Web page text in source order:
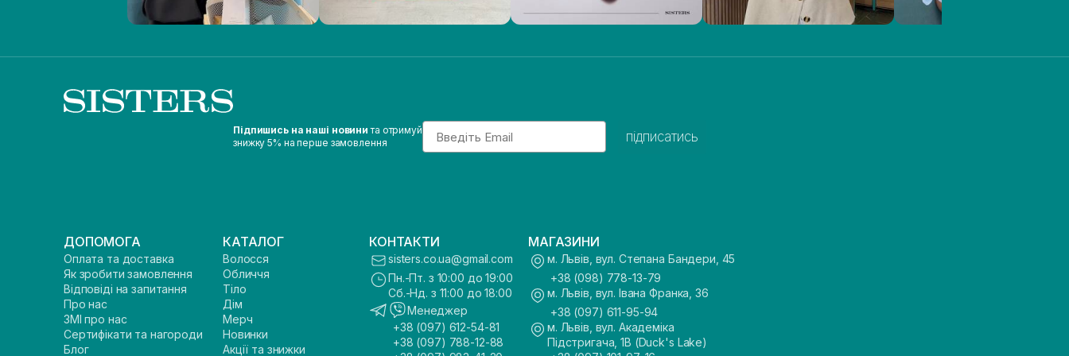
Підпишись на наші новини та отримуй
знижку 5% на перше замовлення
Email
підписатись
ДОПОМОГА
Оплата та доставка
Як зробити замовлення
Відповіді на запитання
Про нас
ЗМІ про нас
Сертифікати та нагороди
Блог
КАТАЛОГ
Волосся
Обличчя
Тіло
Дім
Мерч
Новинки
Акції та знижки
КОНТАКТИ
sisters.co.ua@gmail.com
Пн.-Пт. з 10:00 до 19:00
Сб.-Нд. з 11:00 до 18:00
Менеджер
+38 (097) 612-54-81
+38 (097) 788-12-88
МАГАЗИНИ
м. Львів, вул. Степана Бандери, 45
+38 (098) 778-13-79
м. Львів, вул. Івана Франка, 36
+38 (097) 611-95-94
м. Львів, вул. Академіка
Підстригача, 1В (Duck's Lake)